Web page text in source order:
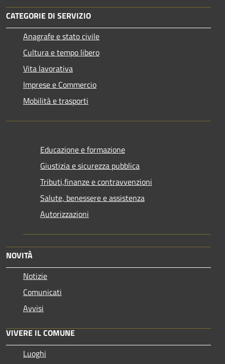
CATEGORIE DI SERVIZIO
Anagrafe e stato civile
Cultura e tempo libero
Vita lavorativa
Imprese e Commercio
Mobilità e trasporti
Educazione e formazione
Giustizia e sicurezza pubblica
Tributi,finanze e contravvenzioni
Salute, benessere e assistenza
Autorizzazioni
NOVITÀ
Notizie
Comunicati
Avvisi
VIVERE IL COMUNE
Luoghi